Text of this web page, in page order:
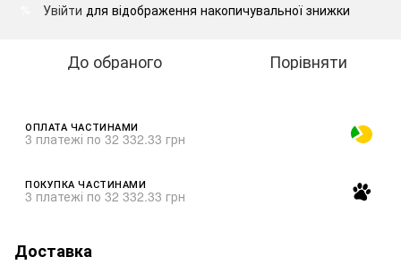
Увійти для відображення накопичувальної знижки
До обраного Порівняти
ОПЛАТА ЧАСТИНАМИ
3 платежі по 32 332.33 грн
ПОКУПКА ЧАСТИНАМИ
3 платежі по 32 332.33 грн
Доставка